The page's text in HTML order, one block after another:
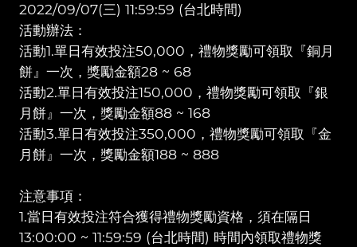
2022/09/07(三) 11:59:59 (台北時間)
活動辦法：
活動1.單日有效投注50,000，禮物獎勵可領取『銅月
餅』一次，獎勵金額28 ~ 68
活動2.單日有效投注150,000，禮物獎勵可領取『銀
月餅』一次，獎勵金額88 ~ 168
活動3.單日有效投注350,000，禮物獎勵可領取『金
月餅』一次，獎勵金額188 ~ 888
注意事項：
1.當日有效投注符合獲得禮物獎勵資格，須在隔日
13:00:00 ~ 11:59:59 (台北時間) 時間內領取禮物獎